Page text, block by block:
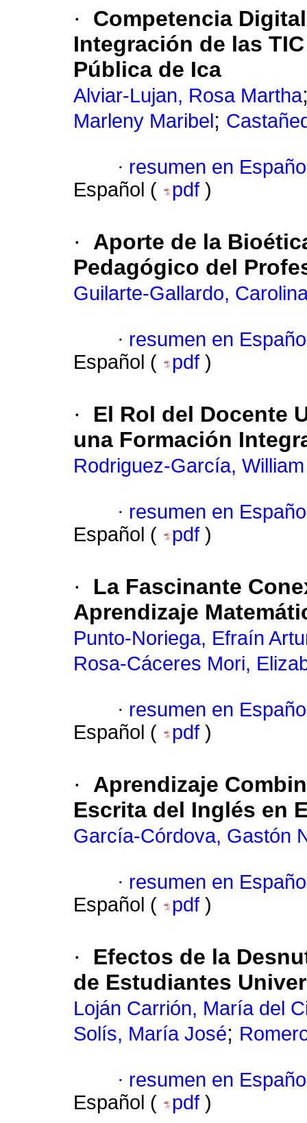
·
Competencia
Integración de las
Pública de Ica
Alviar-Lujan, Rosa Martha
Marleny Maribel ;
· resumen en
Español (
pdf )
·
Aporte de la
Pedagógico del
Guilarte-Gallardo,
· resumen en
Español (
pdf )
·
El Rol del Docente
una Formación
Rodriguez-García,
· resumen en
Español (
pdf )
·
La Fascinante
Aprendizaje
Punto-Noriega, Efraín
Rosa-Cáceres Mori,
· resumen en
Español (
pdf )
·
Aprendizaje
Escrita del Inglés en
García-Córdova, Gastón
· resumen en
Español (
pdf )
·
Efectos de la
de Estudiantes
Loján Carrión, María del
Solís, María José;
· resumen en
Español (
pdf )